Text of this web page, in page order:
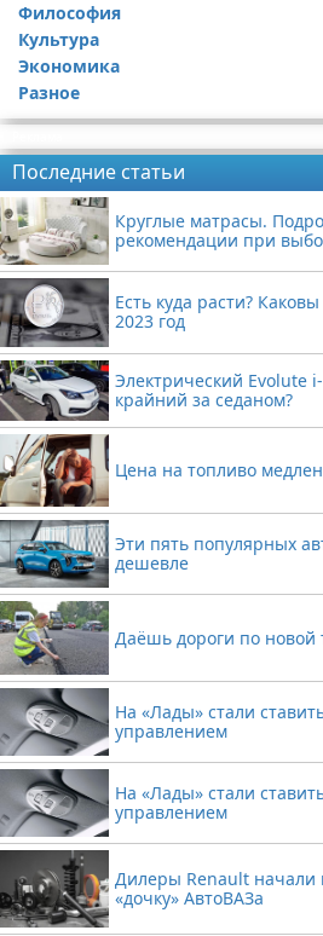
Философия
Культура
Экономика
Разное
Последние статьи
Круглые матрасы.
рекомендации при
Есть куда расти?
2023 год
Электрический Evolute
крайний за седаном?
Цена на топливо
Эти пять популярных
дешевле
Даёшь дороги по новой
На «Лады» стали
управлением
На «Лады» стали
управлением
Дилеры Renault начали
«дочку» АвтоВАЗа